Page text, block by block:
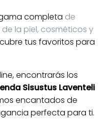
completa de
la piel, cosméticos y
tus favoritos para
encontrarás los
Sisustus Laventeli
encantados de
perfecta para ti.